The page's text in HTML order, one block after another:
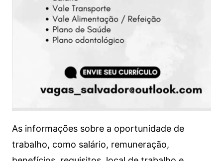
As informações sobre a oportunidade de
trabalho, como salário, remuneração,